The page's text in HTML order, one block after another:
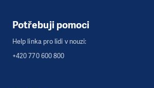
Potřebuji pomoci
Help linka pro lidi v nouzi:
+420 770 600 800